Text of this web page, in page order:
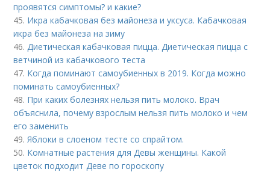
проявятся симптомы? и какие?
45. Икра кабачковая без майонеза и уксуса. Кабачковая
икра без майонеза на зиму
46.Диетическая кабачковая пицца. Диетическая пицца с
ветчиной из кабачкового теста
47. Когда поминают самоубиенных в 2019. Когда можно
поминать самоубиенных?
48. При каких болезнях нельзя пить молоко. Врач
объяснила, почему взрослым нельзя пить молоко и чем
его заменить
49.Яблоки в слоеном тесте со спрайтом.
50. Комнатные растения для Девы женщины. Какой
цветок подходит Деве по гороскопу